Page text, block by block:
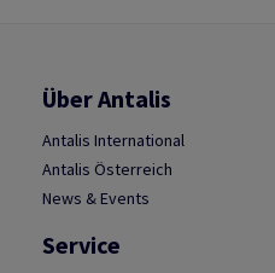
Über Antalis
Antalis International
Antalis Österreich
News & Events
Service